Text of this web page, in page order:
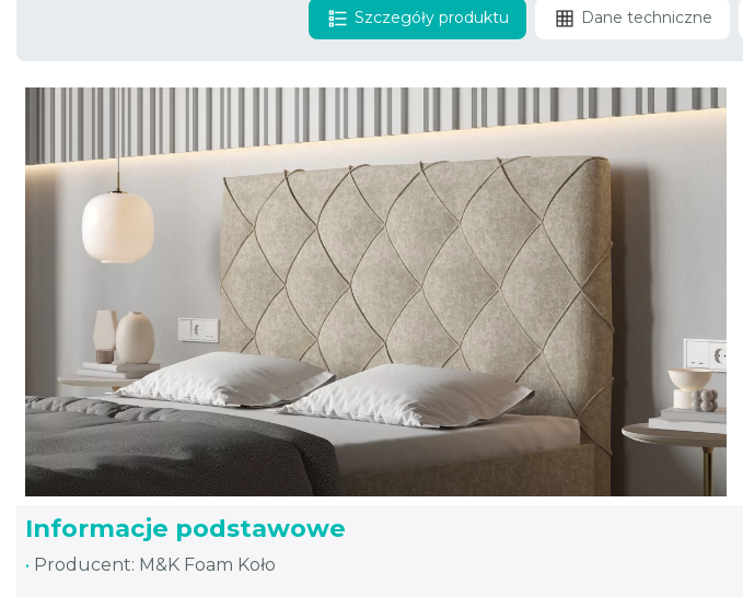
Szczegóły produktu Dane techniczne
Informacje podstawowe
• Producent: M&K Foam Koło